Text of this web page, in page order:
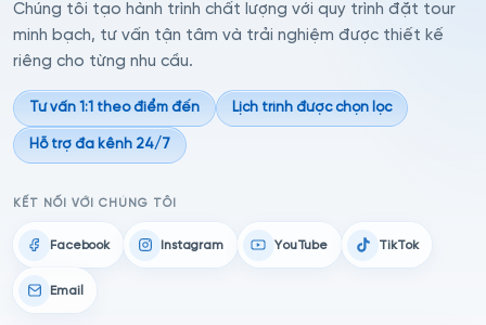
Chúng tôi tạo hành trình chất lượng với quy trình đặt tour
minh bạch, tư vấn tận tâm và trải nghiệm được thiết kế
riêng cho từng nhu cầu.
Tư vấn 1:1 theo điểm đến Lịch trình được chọn lọc
Hỗ trợ đa kênh 24/7
KẾT NỐI VỚI CHÚNG TÔI
Facebook Instagram YouTube TikTok
Email